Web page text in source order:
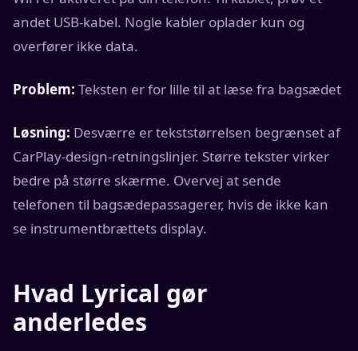
andet USB-kabel. Nogle kabler oplader kun og
overfører ikke data.
Problem: Teksten er for lille til at læse fra bagsædet
Løsning: Desværre er tekststørrelsen begrænset af
CarPlay-design-retningslinjer. Større tekster virker
bedre på større skærme. Overvej at sende
telefonen til bagsædepassagerer, hvis de ikke kan
se instrumentbrættets display.
Hvad Lyrical gør
anderledes